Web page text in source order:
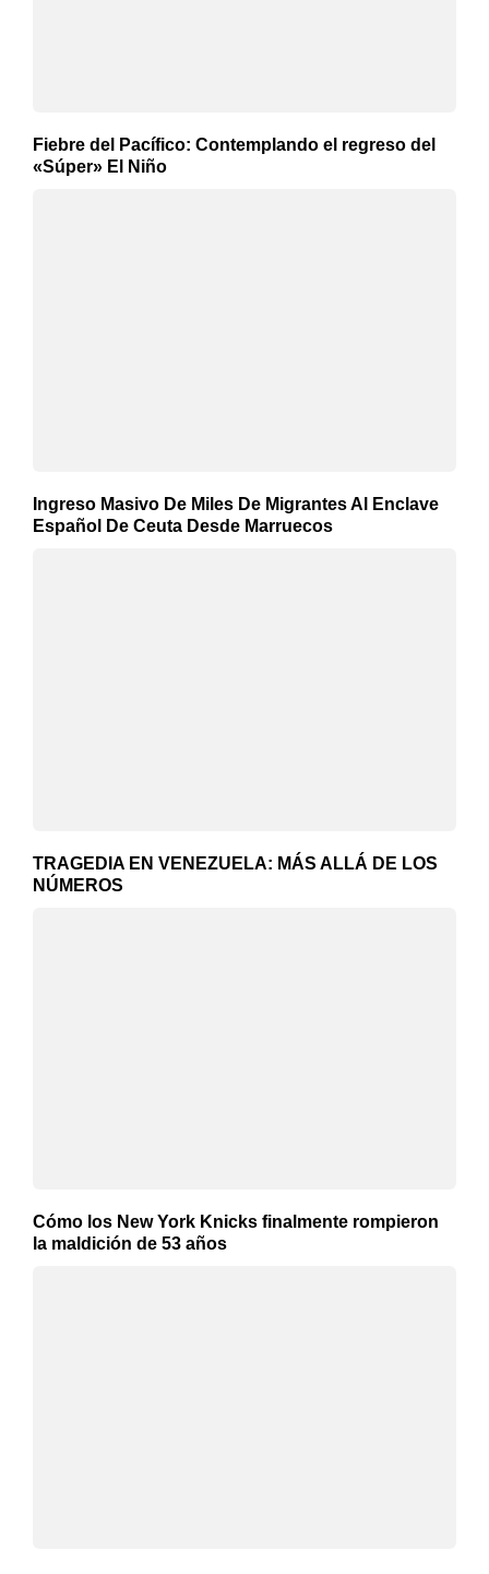
Fiebre del Pacífico: Contemplando el regreso del
«Súper» El Niño
Ingreso Masivo De Miles De Migrantes Al Enclave
Español De Ceuta Desde Marruecos
TRAGEDIA EN VENEZUELA: MÁS ALLÁ DE LOS
NÚMEROS
Cómo los New York Knicks finalmente rompieron
la maldición de 53 años